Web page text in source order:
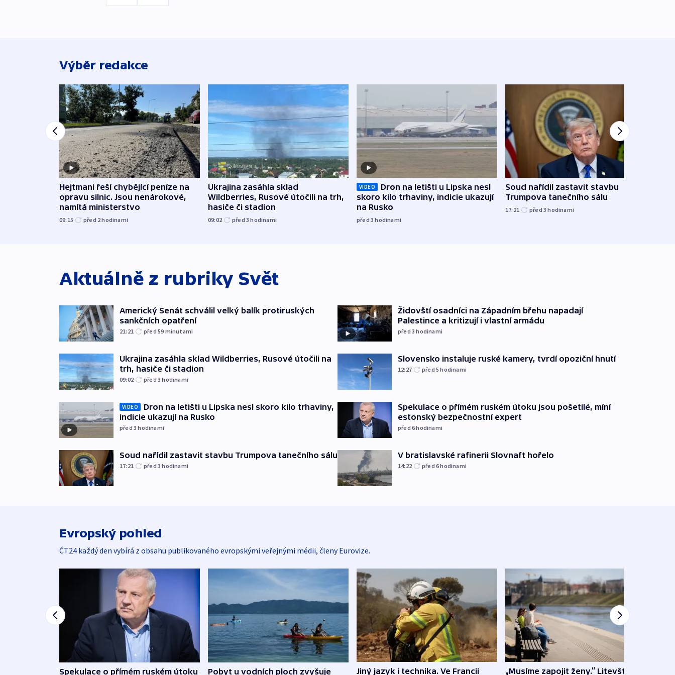
Výběr redakce
Hejtmani řeší chybějící peníze na
opravu silnic. Jsou nenárokové,
namítá ministerstvo
09:15 před 2hodinami
Ukrajina zasáhla sklad
Wildberries, Rusové útočili na trh,
hasiče či stadion
09:02 před 3hodinami
VIDEO
Dron na letišti u Lipska nesl
skoro kilo trhaviny, indicie ukazují
na Rusko
před 3hodinami
Soud nařídil zastavit stavbu
Trumpova tanečního sálu
17:21 před 3hodinami
Aktuálně z rubriky Svět
Americký Senát schválil velký balík protiruských
sankčních opatření
21:21 před 59 minutami
Ukrajina zasáhla sklad Wildberries, Rusové útočili na
trh, hasiče či stadion
09:02 před 3hodinami
VIDEO
Dron na letišti u Lipska nesl skoro kilo trhaviny,
indicie ukazují na Rusko
před 3hodinami
Soud nařídil zastavit stavbu Trumpova tanečního sálu
17:21 před 3hodinami
Židovští osadníci na Západním břehu napadají
Palestince a kritizují i vlastní armádu
před 3hodinami
Slovensko instaluje ruské kamery, tvrdí opoziční hnutí
12:27 před 5hodinami
Spekulace o přímém ruském útoku jsou pošetilé, míní
estonský bezpečnostní expert
před 6hodinami
V bratislavské rafinerii Slovnaft hořelo
14:22 před 6hodinami
Evropský pohled
ČT24 každý den vybírá z obsahu publikovaného evropskými veřejnými médii, členy Eurovize.
Spekulace o přímém ruském útoku Pobyt u vodních ploch zvyšuje Jiný jazyk i technika. Ve Francii „Musíme zapojit ženy.“ Litevští